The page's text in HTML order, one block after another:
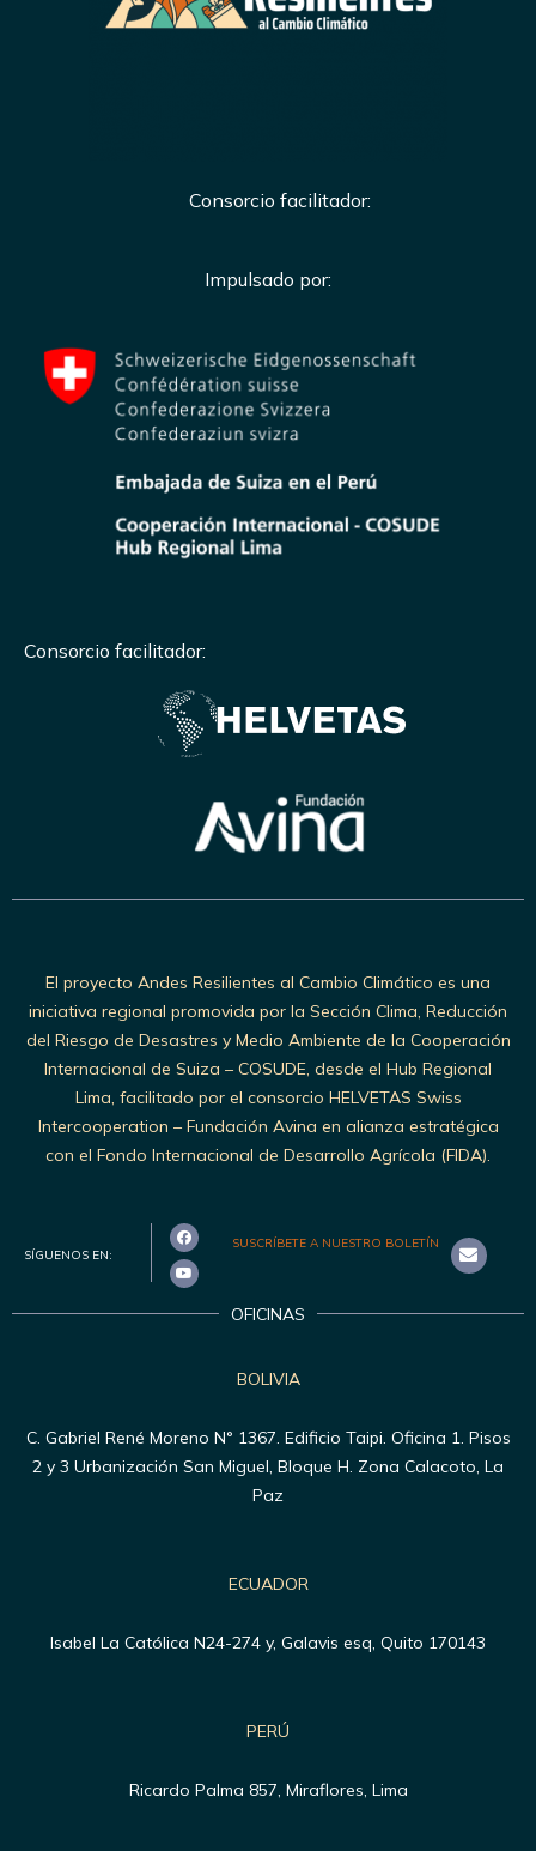
Consorcio facilitador:
Impulsado por:
Consorcio facilitador:
El proyecto Andes Resilientes al Cambio Climático es una
iniciativa regional promovida por la Sección Clima, Reducción
del Riesgo de Desastres y Medio Ambiente de la Cooperación
Internacional de Suiza – COSUDE, desde el Hub Regional
Lima, facilitado por el consorcio HELVETAS Swiss
Intercooperation – Fundación Avina en alianza estratégica
con el Fondo Internacional de Desarrollo Agrícola (FIDA).
SÍGUENOS EN:
SUSCRÍBETE A NUESTRO BOLETÍN
OFICINAS
BOLIVIA
C. Gabriel René Moreno N° 1367. Edificio Taipi. Oficina 1. Pisos
2 y 3 Urbanización San Miguel, Bloque H. Zona Calacoto, La
Paz
ECUADOR
Isabel La Católica N24-274 y, Galavis esq, Quito 170143
PERÚ
Ricardo Palma 857, Miraflores, Lima